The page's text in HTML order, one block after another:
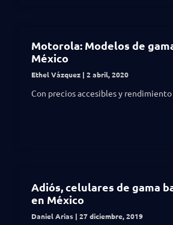
Motorola: Modelos de
México
Ethel Vázquez 2 abril, 2020
Con precios accesibles y
Adiós, celulares de gama
en México
Daniel Arias 27 diciembre, 2019